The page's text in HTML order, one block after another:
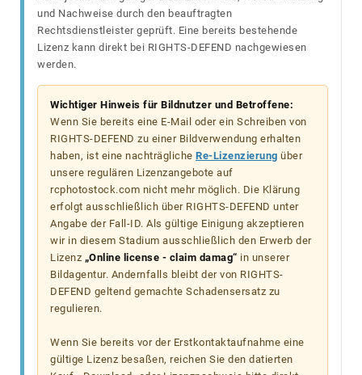
und Nachweise durch den beauftragten
Rechtsdienstleister geprüft. Eine bereits bestehende
Lizenz kann direkt bei RIGHTS-DEFEND nachgewiesen
werden.
Wichtiger Hinweis für Bildnutzer und Betroffene:
Wenn Sie bereits eine E-Mail oder ein Schreiben von
RIGHTS-DEFEND zu einer Bildverwendung erhalten
haben, ist eine nachträgliche Re-Lizenzierung über
unsere regulären Lizenzangebote auf
rcphotostock.com nicht mehr möglich. Die Klärung
erfolgt ausschließlich über RIGHTS-DEFEND unter
Angabe der Fall-ID. Als gültige Einigung akzeptieren
wir in diesem Stadium ausschließlich den Erwerb der
Lizenz „Online license - claim damag“ in unserer
Bildagentur. Andernfalls bleibt der von RIGHTS-
DEFEND geltend gemachte Schadensersatz zu
regulieren.
Wenn Sie bereits vor der Erstkontaktaufnahme eine
gültige Lizenz besaßen, reichen Sie den datierten